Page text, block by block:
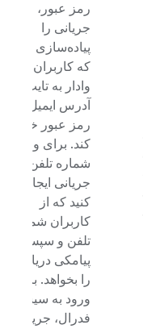
رمز عبور،
جریانی را
پیاده‌سازی کنید
که کاربران را
وادار به تایپ
آدرس ایمیل و
رمز عبور خود
کند. برای ورود با
شماره تلفن،
جریانی ایجاد
کنید که از
کاربران شماره
تلفن و سپس کد
پیامکی دریافتی
را بخواهد. برای
ورود به سیستم
فدرال، جریان